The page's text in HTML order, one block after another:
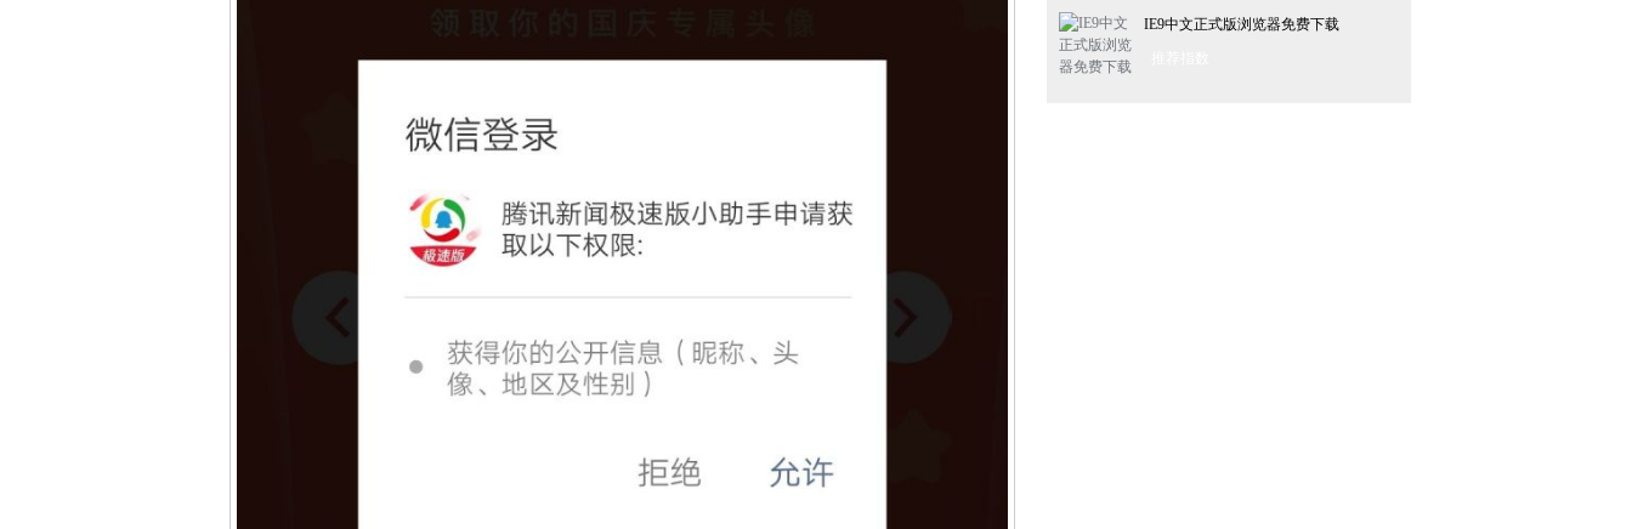
IE9中文正式版浏览器免费下载